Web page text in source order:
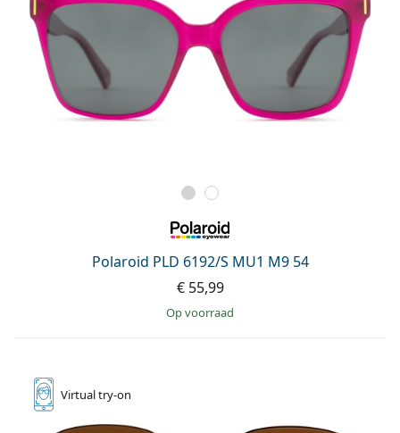
Polaroid PLD 6192/S MU1 M9 54
€ 55,99
op voorraad
Virtualtry-on